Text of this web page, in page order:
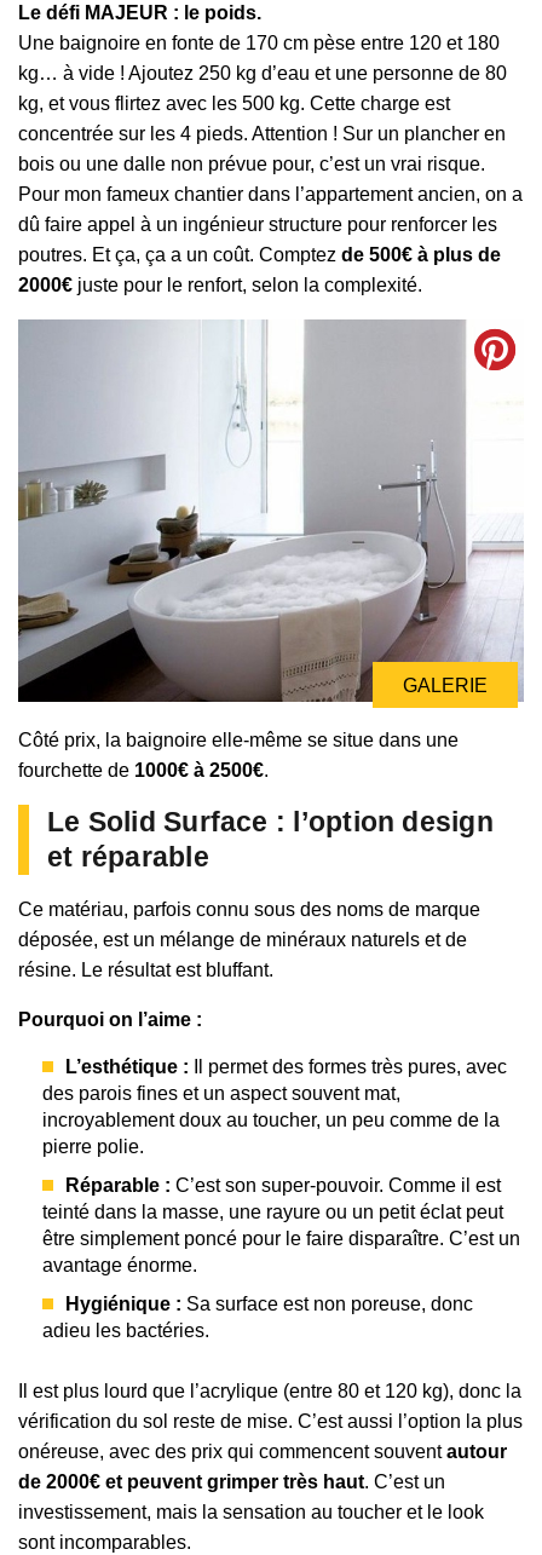
Le défi MAJEUR : le poids.
Une baignoire en fonte de 170 cm pèse entre 120 et 180
kg… à vide ! Ajoutez 250 kg d’eau et une personne de 80
kg, et vous flirtez avec les 500 kg. Cette charge est
concentrée sur les 4 pieds. Attention ! Sur un plancher en
bois ou une dalle non prévue pour, c’est un vrai risque.
Pour mon fameux chantier dans l’appartement ancien, on a
dû faire appel à un ingénieur structure pour renforcer les
poutres. Et ça, ça a un coût. Comptez de 500€ à plus de
2000€ juste pour le renfort, selon la complexité.
GALERIE
Côté prix, la baignoire elle-même se situe dans une
fourchette de 1000€ à 2500€.
Le Solid Surface : l’option design
et réparable
Ce matériau, parfois connu sous des noms de marque
déposée, est un mélange de minéraux naturels et de
résine. Le résultat est bluffant.
Pourquoi on l’aime :
L’esthétique : Il permet des formes très pures, avec
des parois fines et un aspect souvent mat,
incroyablement doux au toucher, un peu comme de la
pierre polie.
Réparable : C’est son super-pouvoir. Comme il est
teinté dans la masse, une rayure ou un petit éclat peut
être simplement poncé pour le faire disparaître. C’est un
avantage énorme.
Hygiénique : Sa surface est non poreuse, donc
adieu les bactéries.
Il est plus lourd que l’acrylique (entre 80 et 120 kg), donc la
vérification du sol reste de mise. C’est aussi l’option la plus
onéreuse, avec des prix qui commencent souventautour
de 2000€ et peuvent grimper très haut. C’est un
investissement, mais la sensation au toucher et le look
sont incomparables.